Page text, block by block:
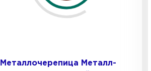
Металлочерепица Металл-